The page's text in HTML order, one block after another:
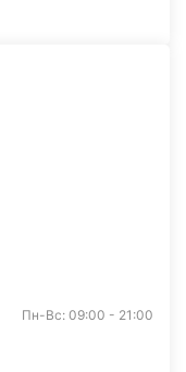
Пн-Вс: 09:00 - 21:00